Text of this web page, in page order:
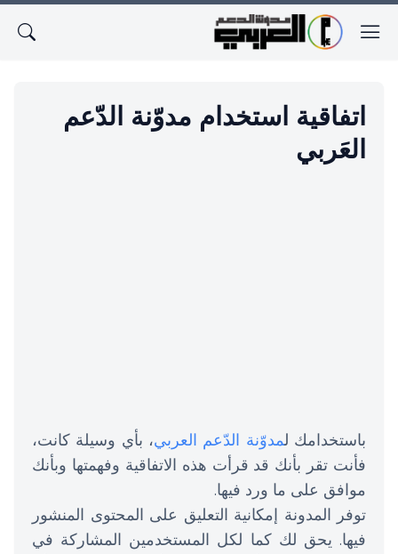
اتفاقية استخدام مدوّنة الدّعم
العَربي
باستخدامك لمدوّنة الدّعم العربي، بأي وسيلة كانت،
فأنت تقر بأنك قد قرأت هذه الاتفاقية وفهمتها وبأنك
موافق على ما ورد فيها.
توفر المدونة إمكانية التعليق على المحتوى المنشور
فيها. يحق لك كما لكل المستخدمين المشاركة في